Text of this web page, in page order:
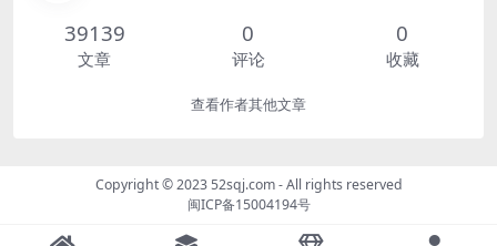
39139
文章
0
评论
0
收藏
查看作者其他文章
Copyright © 2023 52sqj.com- All rights reserved
闽ICP备15004194号